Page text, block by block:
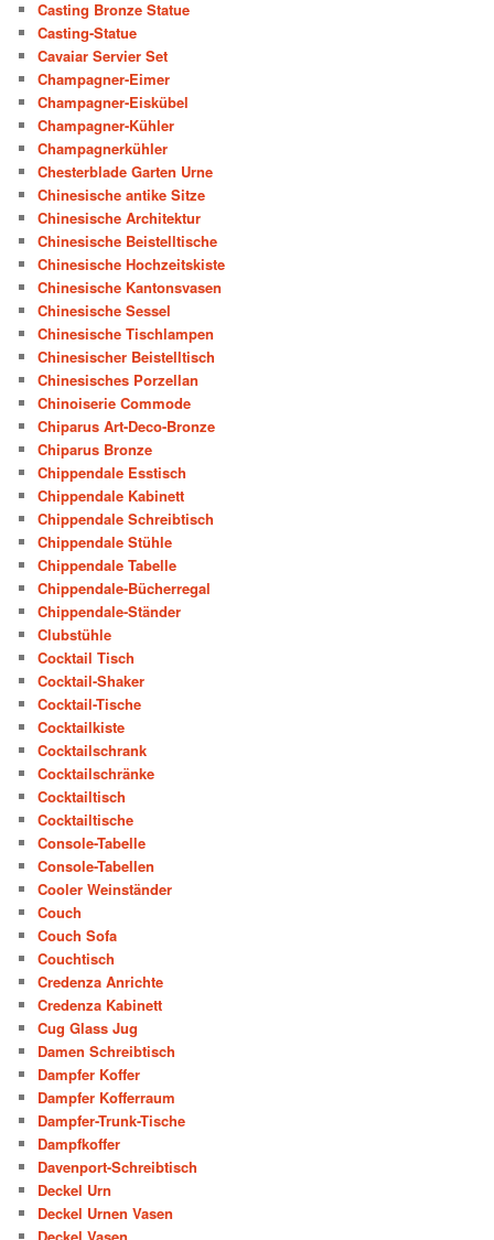
Casting Bronze Statue
Casting-Statue
Cavaiar Servier Set
Champagner-Eimer
Champagner-Eiskübel
Champagner-Kühler
Champagnerkühler
Chesterblade Garten Urne
Chinesische antike Sitze
Chinesische Architektur
Chinesische Beistelltische
Chinesische Hochzeitskiste
Chinesische Kantonsvasen
Chinesische Sessel
Chinesische Tischlampen
Chinesischer Beistelltisch
Chinesisches Porzellan
Chinoiserie Commode
Chiparus Art-Deco-Bronze
Chiparus Bronze
Chippendale Esstisch
Chippendale Kabinett
Chippendale Schreibtisch
Chippendale Stühle
Chippendale Tabelle
Chippendale-Bücherregal
Chippendale-Ständer
Clubstühle
Cocktail Tisch
Cocktail-Shaker
Cocktail-Tische
Cocktailkiste
Cocktailschrank
Cocktailschränke
Cocktailtisch
Cocktailtische
Console-Tabelle
Console-Tabellen
Cooler Weinständer
Couch
Couch Sofa
Couchtisch
Credenza Anrichte
Credenza Kabinett
Cug Glass Jug
Damen Schreibtisch
Dampfer Koffer
Dampfer Kofferraum
Dampfer-Trunk-Tische
Dampfkoffer
Davenport-Schreibtisch
Deckel Urn
Deckel Urnen Vasen